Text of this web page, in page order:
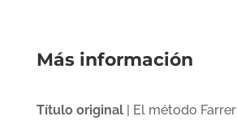
Más información
Título original| El método Farrer